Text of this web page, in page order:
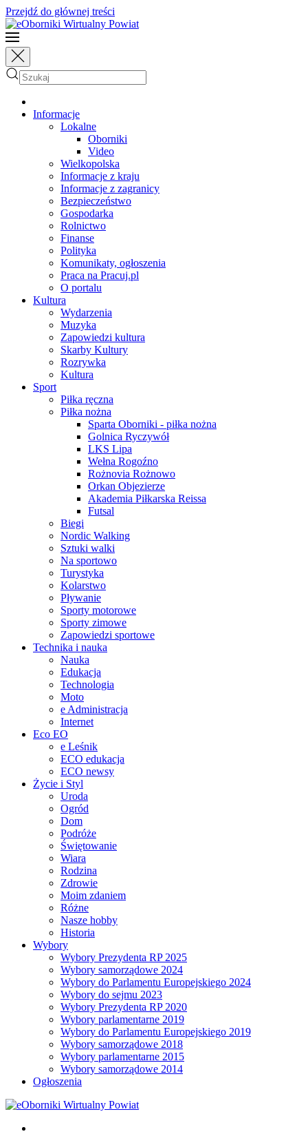
Przejdź do głównej treści
Informacje
Lokalne
Oborniki
Video
Wielkopolska
Informacje z kraju
Informacje z zagranicy
Bezpieczeństwo
Gospodarka
Rolnictwo
Finanse
Polityka
Komunikaty, ogłoszenia
Praca na Pracuj.pl
O portalu
Kultura
Wydarzenia
Muzyka
Zapowiedzi kultura
Skarby Kultury
Rozrywka
Kultura
Sport
Piłka ręczna
Piłka nożna
Sparta Oborniki - piłka nożna
Golnica Ryczywół
LKS Lipa
Wełna Rogoźno
Rożnovia Rożnowo
Orkan Objezierze
Akademia Piłkarska Reissa
Futsal
Biegi
Nordic Walking
Sztuki walki
Na sportowo
Turystyka
Kolarstwo
Pływanie
Sporty motorowe
Sporty zimowe
Zapowiedzi sportowe
Technika i nauka
Nauka
Edukacja
Technologia
Moto
e Administracja
Internet
Eco EO
e Leśnik
ECO edukacja
ECO newsy
Życie i Styl
Uroda
Ogród
Dom
Podróże
Świętowanie
Wiara
Rodzina
Zdrowie
Moim zdaniem
Różne
Nasze hobby
Historia
Wybory
Wybory Prezydenta RP 2025
Wybory samorządowe 2024
Wybory do Parlamentu Europejskiego 2024
Wybory do sejmu 2023
Wybory Prezydenta RP 2020
Wybory parlamentarne 2019
Wybory do Parlamentu Europejskiego 2019
Wybory samorządowe 2018
Wybory parlamentarne 2015
Wybory samorządowe 2014
Ogłoszenia